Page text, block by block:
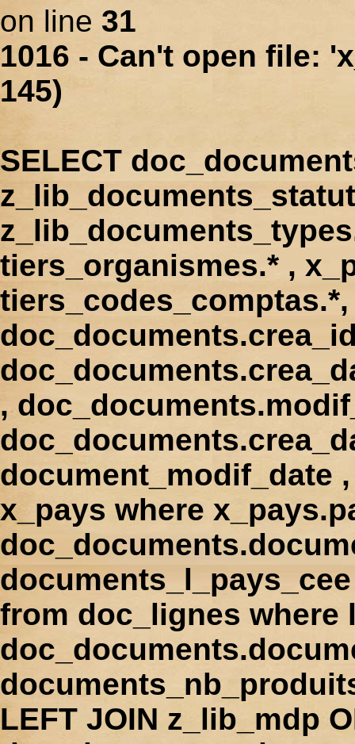
on line 31
1016 - Can't open file:
145)
SELECT
tiers_organismes.* ,
,
document_modif_date
x_pays where
from doc_lignes where
LEFT JOIN z_lib_mdp